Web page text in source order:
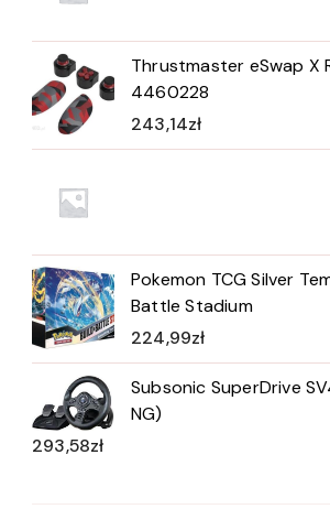
Thrustmaster eSwap X
4460228
243,14zł
Pokemon TCG Silver
Battle Stadium
224,99zł
Subsonic SuperDrive
NG)
293,58zł